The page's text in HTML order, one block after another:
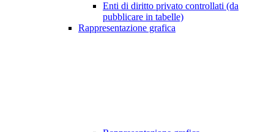
Enti di diritto privato controllati (da
pubblicare in tabelle)
Rappresentazione grafica